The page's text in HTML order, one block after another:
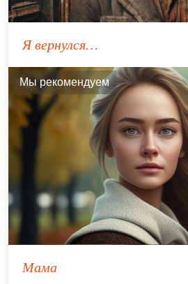
Я вернулся…
Мы рекомендуем
Мама